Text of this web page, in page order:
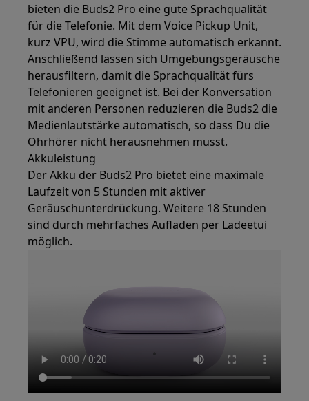
bieten die Buds2 Pro eine gute Sprachqualität
für die Telefonie. Mit dem Voice Pickup Unit,
kurz VPU, wird die Stimme automatisch erkannt.
Anschließend lassen sich Umgebungsgeräusche
herausfiltern, damit die Sprachqualität fürs
Telefonieren geeignet ist. Bei der Konversation
mit anderen Personen reduzieren die Buds2 die
Medienlautstärke automatisch, so dass Du die
Ohrhörer nicht herausnehmen musst.
Akkuleistung
Der Akku der Buds2 Pro bietet eine maximale
Laufzeit von 5 Stunden mit aktiver
Geräuschunterdrückung. Weitere 18 Stunden
sind durch mehrfaches Aufladen per Ladeetui
möglich.